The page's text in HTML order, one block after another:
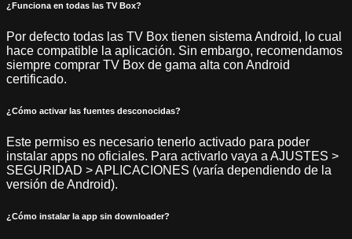
¿Funciona en todas las TV Box?
Por defecto todas las TV Box tienen sistema Android, lo cual
hace compatible la aplicación. Sin embargo, recomendamos
siempre comprar TV Box de gama alta con Android
certificado.
¿Cómo activar las fuentes desconocidas?
Este permiso es necesario tenerlo activado para poder
instalar apps no oficiales. Para activarlo vaya a AJUSTES >
SEGURIDAD > APLICACIONES (varía dependiendo de la
versión de Android).
¿Cómo instalar la app sin downloader?